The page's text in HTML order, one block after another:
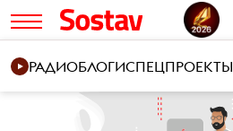
РАДИОБЛОГИСПЕЦПРОЕКТЫ